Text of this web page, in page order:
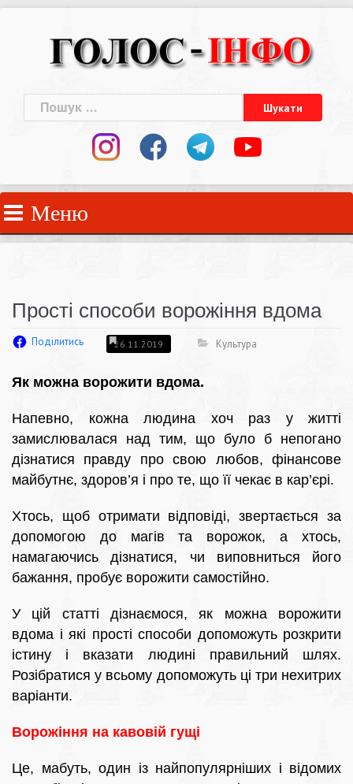
Пошук:
Меню
Прості способи ворожіння вдома
Поділитись 26.11.2019 Культура
Як можна ворожити вдома.
Напевно, кожна людина хоч раз у житті
замислювалася над тим, що було б непогано
дізнатися правду про свою любов, фінансове
майбутнє, здоров’я і про те, що її чекає в кар’єрі.
Хтось, щоб отримати відповіді, звертається за
допомогою до магів та ворожок, а хтось,
намагаючись дізнатися, чи виповниться його
бажання, пробує ворожити самостійно.
У цій статті дізнаємося, як можна ворожити
вдома і які прості способи допоможуть розкрити
істину і вказати людині правильний шлях.
Розібратися у всьому допоможуть ці три нехитрих
варіанти.
Ворожіння на кавовій гущі
Це, мабуть, один із найпопулярніших і відомих